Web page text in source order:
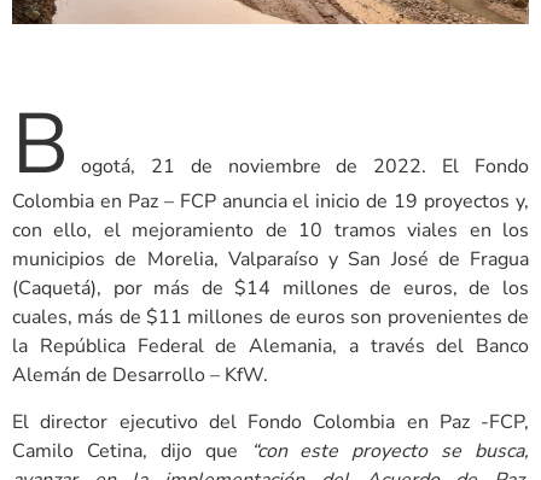
B
ogotá, 21 de noviembre de 2022. El Fondo
Colombia en Paz – FCP anuncia el inicio de 19 proyectos y,
con ello, el mejoramiento de 10 tramos viales en los
municipios de Morelia, Valparaíso y San José de Fragua
(Caquetá), por más de $14 millones de euros, de los
cuales, más de $11 millones de euros son provenientes de
la República Federal de Alemania, a través del Banco
Alemán de Desarrollo – KfW.
El director ejecutivo del Fondo Colombia en Paz -FCP,
Camilo Cetina, dijo que
“con este proyecto se busca,